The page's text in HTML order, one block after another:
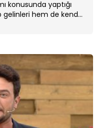
konusunda yaptığı
gelinleri hem de kendi